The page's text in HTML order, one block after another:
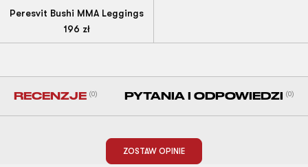
Peresvit Bushi MMA Leggings
196 zł
RECENZJE (0) PYTANIA I ODPOWIEDZI (0)
ZOSTAW OPINIE